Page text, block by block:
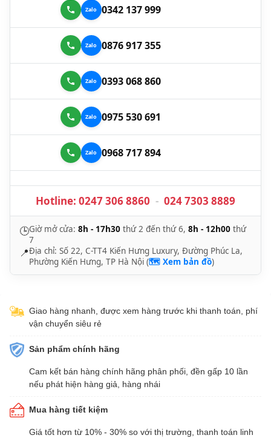
0342 137 999
0876 917 355
0393 068 860
0975 530 691
0968 717 894
Hotline: 0247 306 8860 - 024 7303 8889
🕒Giờ mở cửa: 8h - 17h30 thứ 2 đến thứ 6, 8h - 12h00 thứ
7
📍Địa chỉ: Số 22, C-TT4 Kiến Hưng Luxury, Đường Phúc La,
Phường Kiến Hưng, TP Hà Nội (🗺️ Xem bản đồ)
Giao hàng nhanh, được xem hàng trước khi thanh toán, phí
vận chuyển siêu rẻ
Sản phẩm chính hãng
Cam kết bán hàng chính hãng phân phối, đền gấp 10 lần
nếu phát hiện hàng giả, hàng nhái
Mua hàng tiết kiệm
Giá tốt hơn từ 10% - 30% so với thị trường, thanh toán linh